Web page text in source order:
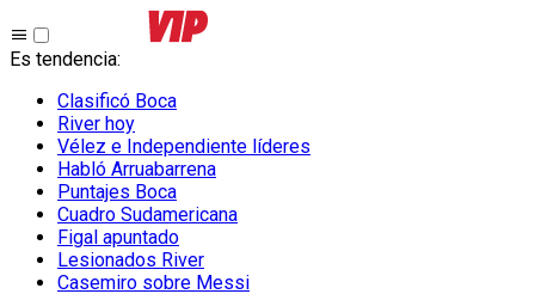
Es tendencia:
Clasificó Boca
River hoy
Vélez e Independiente líderes
Habló Arruabarrena
Puntajes Boca
Cuadro Sudamericana
Figal apuntado
Lesionados River
Casemiro sobre Messi